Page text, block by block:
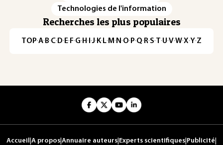
Technologies de l'information
Recherches les plus populaires
TOP·A·B·C· D· E· F·G· H · ·J· K· L· M · N ·O· P·Q· R·S·T·U·V·W·X·Y·Z
Accueil A propos Annuaire auteurs Experts scientifiques Publicité